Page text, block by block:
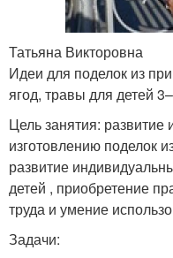
Татьяна Викторовна
Идеи для поделок из
ягод, травы для детей
Цель занятия: развитие
изготовлению поделок
развитие
детей , приобретение
труда и умение
Задачи: